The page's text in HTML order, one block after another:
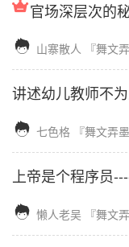
官场深层次的
 山寨散人 『舞文
讲述幼儿教师不
 七色格 『舞文弄墨
上帝是个程序员
 懒人老吴 『舞文